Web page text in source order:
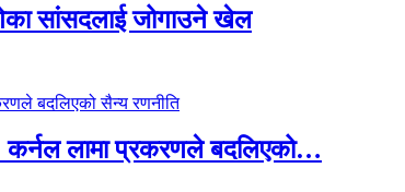
सांसदलाई जोगाउने खेल
कर्नल लामा प्रकरणले बदलिएको…